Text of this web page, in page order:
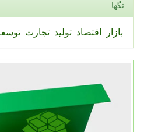
تگها
بازار اقتصاد تولید تجارت